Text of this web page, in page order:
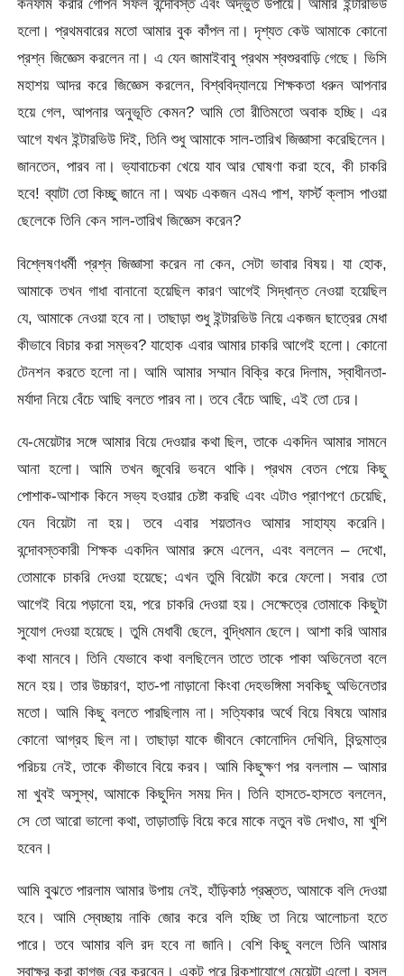
কনফার্ম করার গোপন সফল বন্দোবস্ত এবং অদ্ভুত উপায়ে। আমার ইন্টারভিউ
হলো। প্রথমবারের মতো আমার বুক কাঁপল না। দৃশ্যত কেউ আমাকে কোনো
প্রশ্ন জিজ্ঞেস করলেন না। এ যেন জামাইবাবু প্রথম শ্বশুরবাড়ি গেছে। ভিসি
মহাশয় আদর করে জিজ্ঞেস করলেন, বিশ্ববিদ্যালয়ে শিক্ষকতা ধরুন আপনার
হয়ে গেল, আপনার অনুভূতি কেমন? আমি তো রীতিমতো অবাক হচ্ছি। এর
আগে যখন ইন্টারভিউ দিই, তিনি শুধু আমাকে সাল-তারিখ জিজ্ঞাসা করেছিলেন।
জানতেন, পারব না। ভ্যাবাচেকা খেয়ে যাব আর ঘোষণা করা হবে, কী চাকরি
হবে! ব্যাটা তো কিচ্ছু জানে না। অথচ একজন এমএ পাশ, ফার্স্ট ক্লাস পাওয়া
ছেলেকে তিনি কেন সাল-তারিখ জিজ্ঞেস করেন?
বিশ্লেষণধর্মী প্রশ্ন জিজ্ঞাসা করেন না কেন, সেটা ভাবার বিষয়। যা হোক,
আমাকে তখন গাধা বানানো হয়েছিল কারণ আগেই সিদ্ধান্ত নেওয়া হয়েছিল
যে, আমাকে নেওয়া হবে না। তাছাড়া শুধু ইন্টারভিউ নিয়ে একজন ছাত্রের মেধা
কীভাবে বিচার করা সম্ভব? যাহোক এবার আমার চাকরি আগেই হলো। কোনো
টেনশন করতে হলো না। আমি আমার সম্মান বিক্রি করে দিলাম, স্বাধীনতা-
মর্যাদা নিয়ে বেঁচে আছি বলতে পারব না। তবে বেঁচে আছি, এই তো ঢের।
যে-মেয়েটার সঙ্গে আমার বিয়ে দেওয়ার কথা ছিল, তাকে একদিন আমার সামনে
আনা হলো। আমি তখন জুবেরি ভবনে থাকি। প্রথম বেতন পেয়ে কিছু
পোশাক-আশাক কিনে সভ্য হওয়ার চেষ্টা করছি এবং এটাও প্রাণপণে চেয়েছি,
যেন বিয়েটা না হয়। তবে এবার শয়তানও আমার সাহায্য করেনি।
বন্দোবস্তকারী শিক্ষক একদিন আমার রুমে এলেন, এবং বললেন – দেখো,
তোমাকে চাকরি দেওয়া হয়েছে; এখন তুমি বিয়েটা করে ফেলো। সবার তো
আগেই বিয়ে পড়ানো হয়, পরে চাকরি দেওয়া হয়। সেক্ষেত্রে তোমাকে কিছুটা
সুযোগ দেওয়া হয়েছে। তুমি মেধাবী ছেলে, বুদ্ধিমান ছেলে। আশা করি আমার
কথা মানবে। তিনি যেভাবে কথা বলছিলেন তাতে তাকে পাকা অভিনেতা বলে
মনে হয়। তার উচ্চারণ, হাত-পা নাড়ানো কিংবা দেহভঙ্গিমা সবকিছু অভিনেতার
মতো। আমি কিছু বলতে পারছিলাম না। সত্যিকার অর্থে বিয়ে বিষয়ে আমার
কোনো আগ্রহ ছিল না। তাছাড়া যাকে জীবনে কোনোদিন দেখিনি, বিন্দুমাত্র
পরিচয় নেই, তাকে কীভাবে বিয়ে করব। আমি কিছুক্ষণ পর বললাম – আমার
মা খুবই অসুস্থ, আমাকে কিছুদিন সময় দিন। তিনি হাসতে-হাসতে বললেন,
সে তো আরো ভালো কথা, তাড়াতাড়ি বিয়ে করে মাকে নতুন বউ দেখাও, মা খুশি
হবেন।
আমি বুঝতে পারলাম আমার উপায় নেই, হাঁড়িকাঠ প্রস্ত্তত, আমাকে বলি দেওয়া
হবে। আমি স্বেচ্ছায় নাকি জোর করে বলি হচ্ছি তা নিয়ে আলোচনা হতে
পারে। তবে আমার বলি রদ হবে না জানি। বেশি কিছু বললে তিনি আমার
স্বাক্ষর করা কাগজ বের করবেন। একটু পরে রিকশাযোগে মেয়েটা এলো। বসল